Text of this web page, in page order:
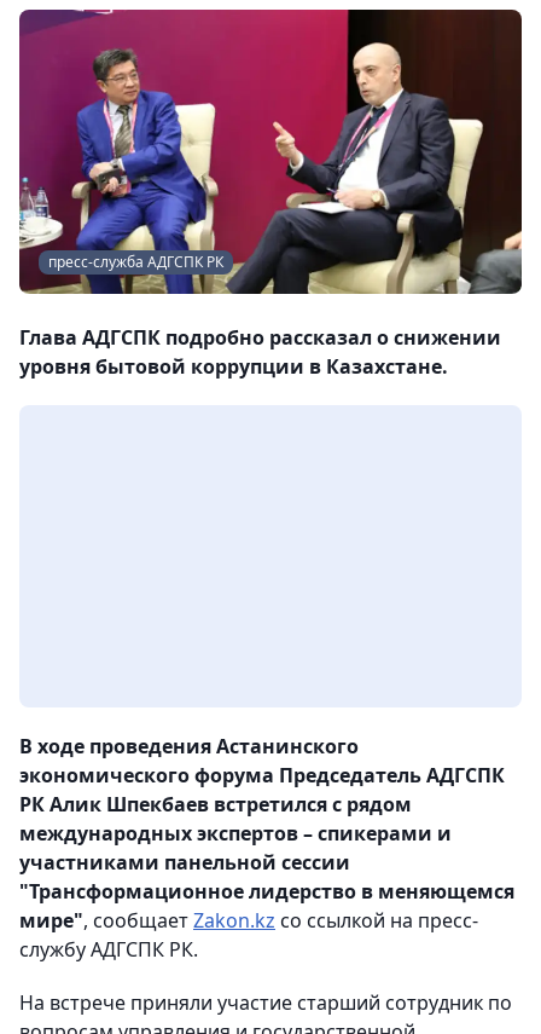
пресс-служба АДГСПК РК
Глава АДГСПК подробно рассказал о снижении
уровня бытовой коррупции в Казахстане.
В ходе проведения Астанинского
экономического форума Председатель АДГСПК
РК Алик Шпекбаев встретился с рядом
международных экспертов – спикерами и
участниками панельной сессии
"Трансформационное лидерство в меняющемся
мире", сообщаетZakon.kz со ссылкой на пресс-
службу АДГСПК РК.
На встрече приняли участие старший сотрудник по